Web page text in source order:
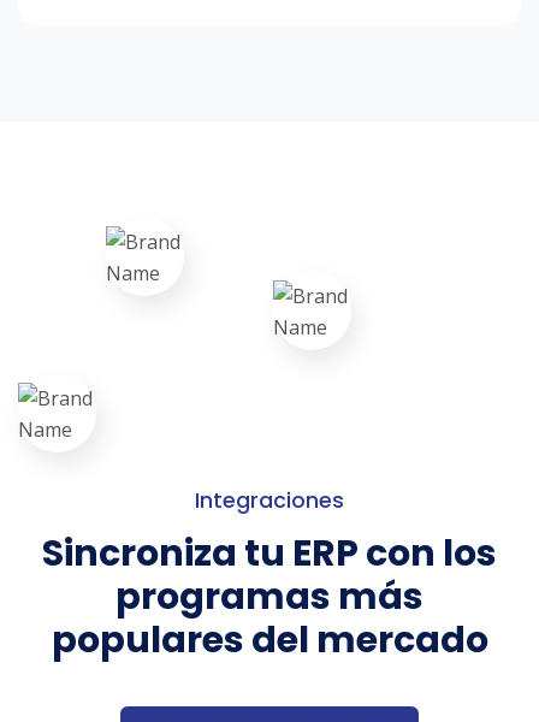
Integraciones
Sincroniza tu ERP con los
programas más
populares del mercado